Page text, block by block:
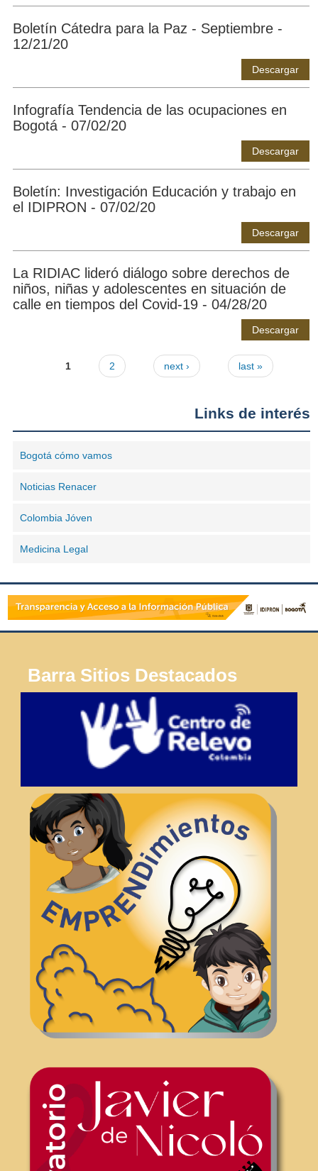
Boletín Cátedra para la Paz - Septiembre -
12/21/20
Descargar
Infografía Tendencia de las ocupaciones en
Bogotá - 07/02/20
Descargar
Boletín: Investigación Educación y trabajo en
el IDIPRON - 07/02/20
Descargar
La RIDIAC lideró diálogo sobre derechos de
niños, niñas y adolescentes en situación de
calle en tiempos del Covid-19 - 04/28/20
Descargar
1 2 next › last »
Links de interés
Bogotá cómo vamos
Noticias Renacer
Colombia Jóven
Medicina Legal
Barra Sitios Destacados